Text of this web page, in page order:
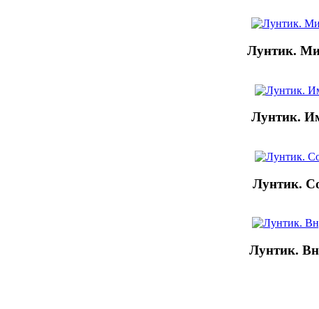
Лунтик.
Лунтик.
Лунтик.
Лунтик.